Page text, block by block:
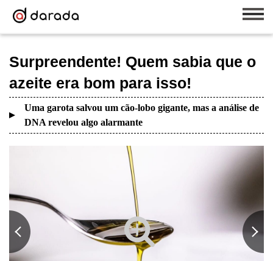
Surpreendente! Quem sabia que o
azeite era bom para isso!
Uma garota salvou um cão-lobo gigante, mas a análise de
DNA revelou algo alarmante